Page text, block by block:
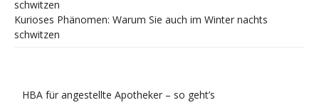
Kurioses Phänomen: Warum Sie auch im Winter nachts
schwitzen
HBA für angestellte Apotheker – so geht’s